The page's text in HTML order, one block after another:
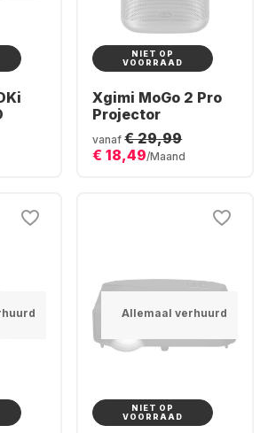
NIET OP
VOORRAAD
Xgimi MoGo 2 Pro
Projector
vanaf € 29,99
€ 18,49/Maand
Allemaal verhuurd
NIET OP
VOORRAAD